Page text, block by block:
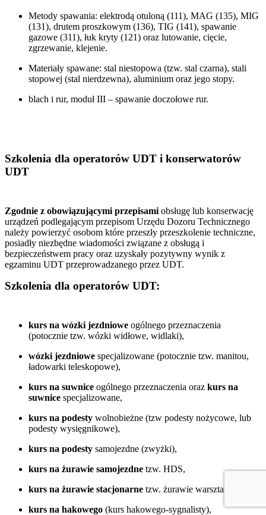
Metody spawania: elektrodą otuloną (111), MAG (135), MIG
(131), drutem proszkowym (136), TIG (141), spawanie
gazowe (311), łuk kryty (121) oraz lutowanie, cięcie,
zgrzewanie, klejenie.
Materiały spawane: stal niestopowa (tzw. stal czarna), stali
stopowej (stal nierdzewna), aluminium oraz jego stopy.
blach i rur, moduł III – spawanie doczołowe rur.
Szkolenia dla operatorów UDT i konserwatorów
UDT
Zgodnie z obowiązującymi przepisami obsługę lub konserwację
urządzeń podlegającym przepisom Urzędu Dozoru Technicznego
należy powierzyć osobom które przeszły przeszkolenie techniczne,
posiadły niezbędne wiadomości związane z obsługą i
bezpieczeństwem pracy oraz uzyskały pozytywny wynik z
egzaminu UDT przeprowadzanego przez UDT.
Szkolenia dla operatorów UDT:
kurs na wózki jezdniowe ogólnego przeznaczenia
(potocznie tzw. wózki widłowe, widlaki),
wózki jezdniowe specjalizowane (potocznie tzw. manitou,
ładowarki teleskopowe),
kurs na suwnice ogólnego przeznaczenia oraz kurs na
suwnice specjalizowane,
kurs na podesty wolnobieżne (tzw podesty nożycowe, lub
podesty wysięgnikowe),
kurs na podesty samojezdne (zwyżki),
kurs na żurawie samojezdne tzw. HDS,
kurs na żurawie stacjonarne tzw. żurawie warsztatowe,
kurs na hakowego (kurs hakowego-sygnalisty),